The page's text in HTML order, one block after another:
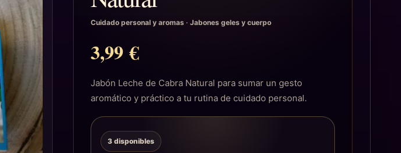
Cuidado personal y aromas ·Jabones geles y cuerpo
3,99€
Jabón Leche de Cabra Natural para sumar un gesto
aromático y práctico a tu rutina de cuidado personal.
3 disponibles